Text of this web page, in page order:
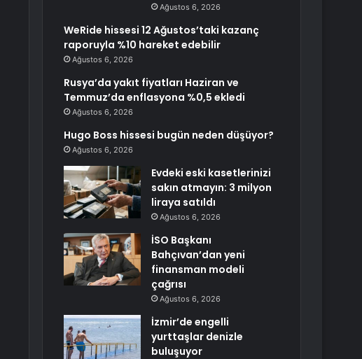
Ağustos 6, 2026
WeRide hissesi 12 Ağustos’taki kazanç
raporuyla %10 hareket edebilir
Ağustos 6, 2026
Rusya’da yakıt fiyatları Haziran ve
Temmuz’da enflasyona %0,5 ekledi
Ağustos 6, 2026
Hugo Boss hissesi bugün neden düşüyor?
Ağustos 6, 2026
Evdeki eski kasetlerinizi
sakın atmayın: 3 milyon
liraya satıldı
Ağustos 6, 2026
İSO Başkanı
Bahçıvan’dan yeni
finansman modeli
çağrısı
Ağustos 6, 2026
İzmir’de engelli
yurttaşlar denizle
buluşuyor